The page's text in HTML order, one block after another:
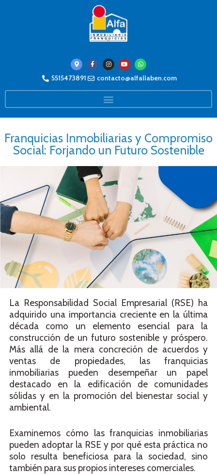
5515473891 contacto@alfallaben.com
Franquicias Inmobiliarias y Compromiso
Social: Forjando un Futuro Sostenible
La Responsabilidad Social Empresarial (RSE) ha
adquirido una importancia creciente en la última
década como un elemento esencial para la
construcción de un futuro sostenible y próspero.
Más allá de la mera concreción de acuerdos y
ventas de propiedades, las franquicias
inmobiliarias pueden desempeñar un papel
destacado en la edificación de comunidades
sólidas y en la promoción del bienestar social y
ambiental.
Examinemos cómo las franquicias inmobiliarias
pueden adoptar la RSE y por qué esta práctica no
solo resulta beneficiosa para la sociedad, sino
también para sus propios intereses comerciales.